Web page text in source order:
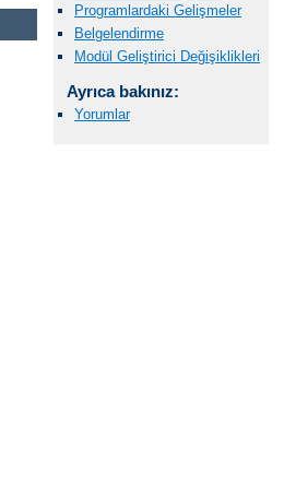
Programlardaki Gelişmeler
Belgelendirme
Modül Geliştirici Değişiklikleri
Ayrıca bakınız:
Yorumlar